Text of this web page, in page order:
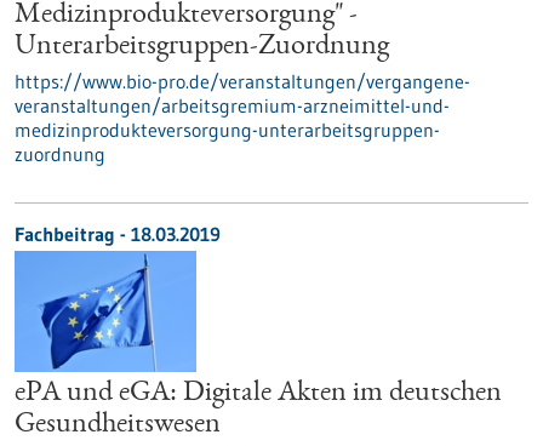
Medizinprodukteversorgung" -
Unterarbeitsgruppen-Zuordnung
https://www.bio-pro.de/veranstaltungen/vergangene-
veranstaltungen/arbeitsgremium-arzneimittel-und-
medizinprodukteversorgung-unterarbeitsgruppen-
zuordnung
Fachbeitrag - 18.03.2019
ePA und eGA: Digitale Akten im deutschen
Gesundheitswesen